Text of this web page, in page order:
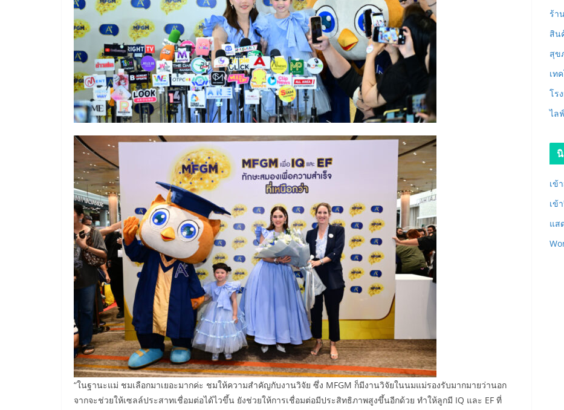
“ในฐานะแม่ ชมเลือกมาเยอะมากค่ะ ชมให้ความสำคัญกับงานวิจัย ซึ่ง MFGM ก็มีงานวิจัยในนมแม่รองรับมากมายว่านอก
จากจะช่วยให้เซลล์ประสาทเชื่อมต่อได้ไวขึ้น ยังช่วยให้การเชื่อมต่อมีประสิทธิภาพสูงขึ้นอีกด้วย ทำให้ลูกมี IQ และ EF ที่
ร้า
สิน
สุข
เท
โร
ไล
เข้
เข้
แส